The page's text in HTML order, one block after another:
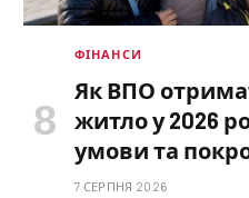
ФІНАНСИ
Як ВПО
житло у 2026
умови та
7 СЕРПНЯ 2026